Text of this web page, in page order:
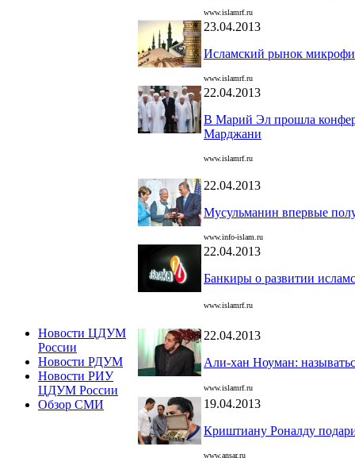
Новости ЦДУМ
России
Новости РДУМ
Новости РИУ
ЦДУМ России
Обзор СМИ
www.islamrf.ru
23.04.2013
Исламский рынок
www.islamrf.ru
22.04.2013
В Марий Эл прошла
Марджани
www.islamrf.ru
22.04.2013
Мусульманин впервые
www.info-islam.ru
22.04.2013
Банкиры о развитии
www.islamrf.ru
22.04.2013
Али-хан Ноуман:
www.islamrf.ru
19.04.2013
Криштиану Роналду
www.ansar.ru